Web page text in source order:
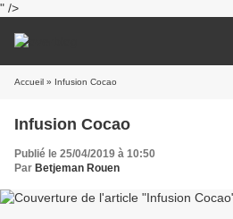
" />
Accueil » Infusion Cocao
Infusion Cocao
Publié le 25/04/2019 à 10:50
Par Betjeman Rouen